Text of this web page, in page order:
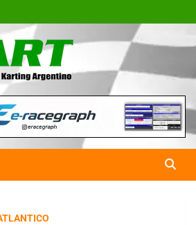
| La Revista
del Karting en